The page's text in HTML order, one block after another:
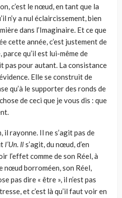
c’est le nœud, en tant que la
n’y a nul éclaircissement, bien
dans l’Imaginaire. Et ce que
cette année, c’est jus­tement de
qu’il est lui-même de
pas pour autant. La consistance
Elle se construit de
qu’à le supporter des ronds de
de ceci que je vous dis : que
rayonne. Il ne s’agit pas de
l’Un. Ils’agit, du nœud, d’en
l’effet comme de son Réel, à
nœud bor­roméen, son Réel,
pas dire « être », il n’est pas
et c’est là qu’il faut voir en